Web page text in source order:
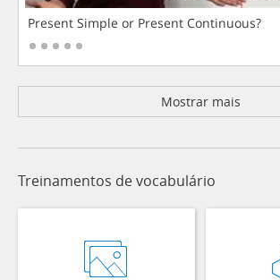
Present Simple or Present Continuous?
Mostrar mais
Treinamentos de vocabulário